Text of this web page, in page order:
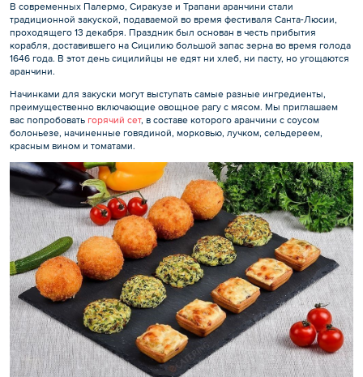
В современных Палермо, Сиракузе и Трапани аранчини стали
традиционной закуской, подаваемой во время фестиваля Санта-Люсии,
проходящего 13 декабря. Праздник был основан в честь прибытия
корабля, доставившего на Сицилию большой запас зерна во время голода
1646 года. В этот день сицилийцы не едят ни хлеб, ни пасту, но угощаются
аранчини.
Начинками для закуски могут выступать самые разные ингредиенты,
преимущественно включающие овощное рагу с мясом. Мы приглашаем
вас попробовать горячий сет, в составе которого аранчини с соусом
болоньезе, начиненные говядиной, морковью, лучком, сельдереем,
красным вином и томатами.